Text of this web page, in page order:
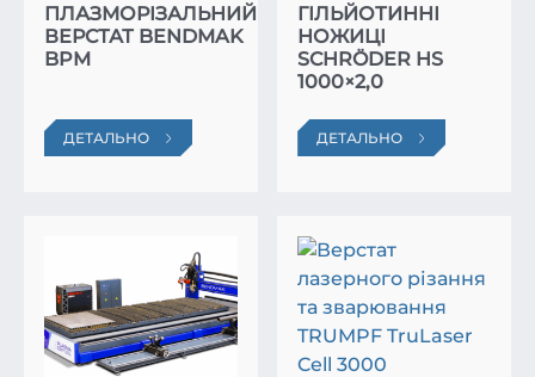
ПЛАЗМОРІЗАЛЬНИЙ
ВЕРСТАТ BENDMAK
BPM
ДЕТАЛЬНО
ГІЛЬЙОТИННІ
НОЖИЦІ
SCHRÖDER HS
1000×2,0
ДЕТАЛЬНО